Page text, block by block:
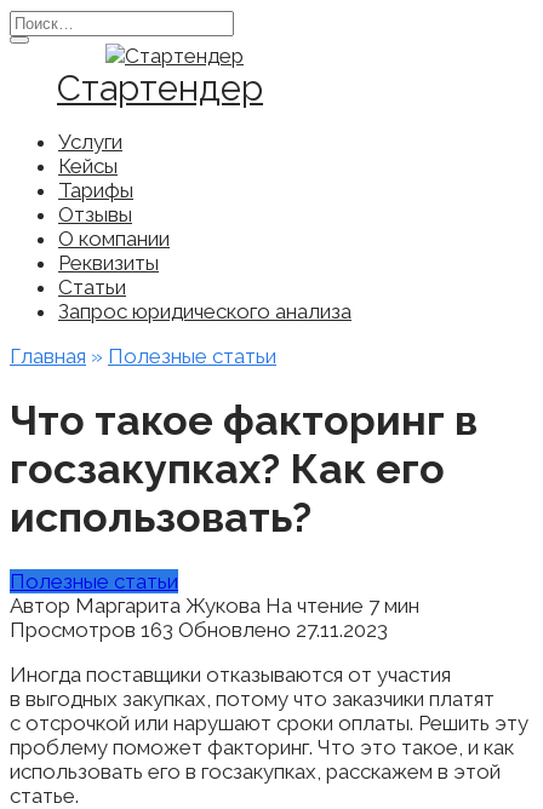
Перейти
к
содержанию
Search
for:
Стартендер
Услуги
Кейсы
Тарифы
Отзывы
О компании
Реквизиты
Статьи
Запрос юридического анализа
Главная » Полезные статьи
Что такое факторинг в
госзакупках? Как его
использовать?
Полезные статьи
Автор Маргарита Жукова На чтение 7 мин
Просмотров 163 Обновлено 27.11.2023
Иногда поставщики отказываются от участия
в выгодных закупках, потому что заказчики платят
с отсрочкой или нарушают сроки оплаты. Решить эту
проблему поможет факторинг. Что это такое, и как
использовать его в госзакупках, расскажем в этой
статье.